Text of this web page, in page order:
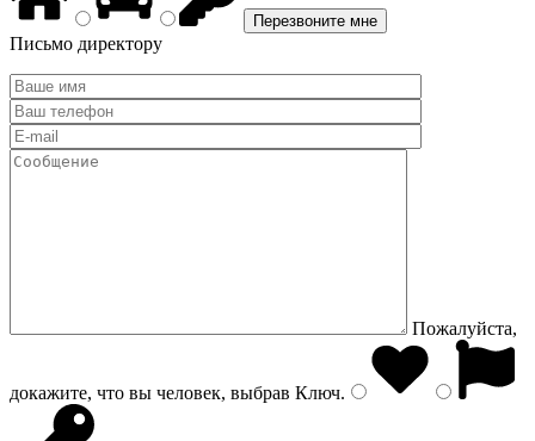
Письмо директору
Пожалуйста,
докажите, что вы человек, выбрав Ключ.